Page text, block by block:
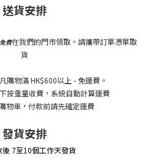
送貨安排
費在我們的門市領取。請攜帶訂單憑單取
貨
凡購物滿 HK$600以上 - 免運費。
按重量收費，系統自動計算運費
物車，付款前請先確定運費
發貨安排
後 7至10個工作天發貨